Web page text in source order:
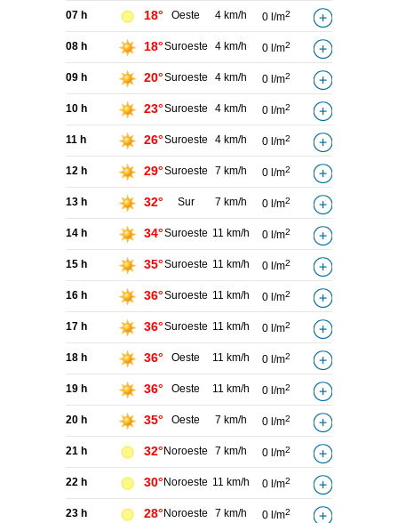
07 h 18° Oeste 4 km/h 0 l/m2
08 h 18°Suroeste 4 km/h 0 l/m2
09 h 20°Suroeste 4 km/h 0 l/m2
10 h 23°Suroeste 4 km/h 0 l/m2
11 h 26°Suroeste 4 km/h 0 l/m2
12 h 29°Suroeste 7 km/h 0 l/m2
13 h 32° Sur 7 km/h 0 l/m2
14 h 34°Suroeste 11 km/h 0 l/m2
15 h 35°Suroeste 11 km/h 0 l/m2
16 h 36°Suroeste 11 km/h 0 l/m2
17 h 36°Suroeste 11 km/h 0 l/m2
18 h 36° Oeste 11 km/h 0 l/m2
19 h 36° Oeste 11 km/h 0 l/m2
20 h 35° Oeste 7 km/h 0 l/m2
21 h 32° Noroeste 7 km/h 0 l/m2
22 h 30° Noroeste 11 km/h 0 l/m2
23 h 28° Noroeste 7 km/h 0 l/m2